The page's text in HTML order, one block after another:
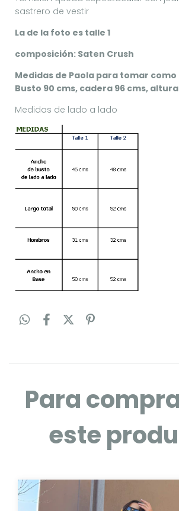
sastrero de vestir
La de la foto es talle 1
composición: Saten Crush
Medidas de Paola para tomar
Busto 90 cms, cadera 96 cms, altura
Medidas de lado a lado
Para
este